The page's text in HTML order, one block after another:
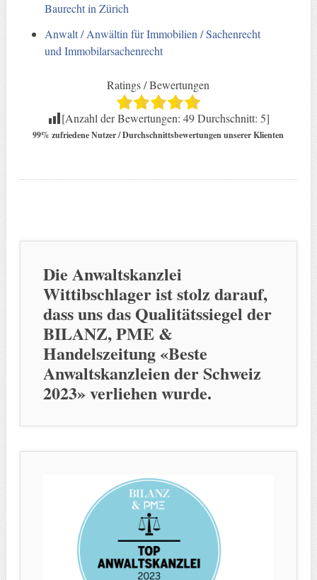
Baurecht in Zürich
Anwalt / Anwältin für Immobilien / Sachenrecht
und Immobilarsachenrecht
Ratings / Bewertungen
[Anzahl der Bewertungen: 49Durchschnitt: 5]
99% zufriedene Nutzer / Durchschnittsbewertungen unserer Klienten
Die Anwaltskanzlei
Wittibschlager ist stolz darauf,
dass uns das Qualitätssiegel der
BILANZ, PME &
Handelszeitung «Beste
Anwaltskanzleien der Schweiz
2023» verliehen wurde.